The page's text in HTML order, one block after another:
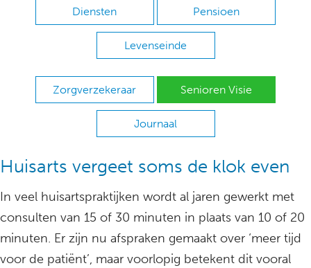
Diensten Pensioen
Levenseinde
Zorgverzekeraar Senioren Visie
Journaal
Huisarts vergeet soms de klok even
In veel huisartspraktijken wordt al jaren gewerkt met
consulten van 15 of 30 minuten in plaats van 10 of 20
minuten. Er zijn nu afspraken gemaakt over ‘meer tijd
voor de patiënt’, maar voorlopig betekent dit vooral